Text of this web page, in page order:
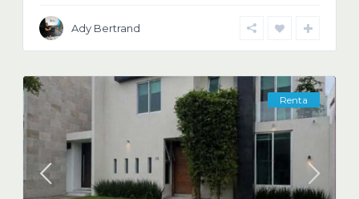
Ady Bertrand
Renta